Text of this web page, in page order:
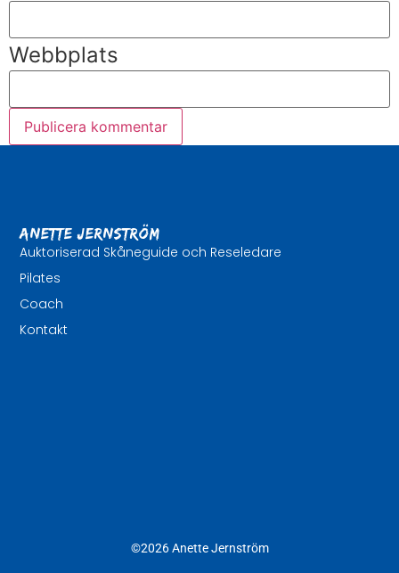
Webbplats
Anette Jernström
Auktoriserad Skåneguide och Reseledare
Pilates
Coach
Kontakt
©2026 Anette Jernström